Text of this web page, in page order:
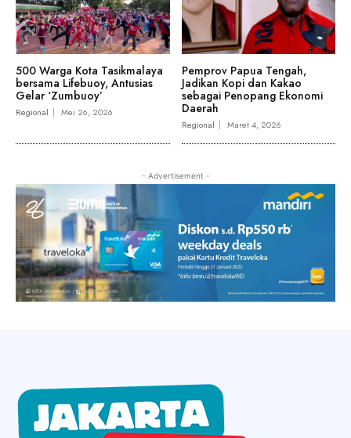
500 Warga Kota Tasikmalaya
bersama Lifebuoy, Antusias
Gelar ‘Zumbuoy’
Regional Mei 26, 2026
Pemprov Papua Tengah,
Jadikan Kopi dan Kakao
sebagai Penopang Ekonomi
Daerah
Regional Maret 4, 2026
- Advertisement -